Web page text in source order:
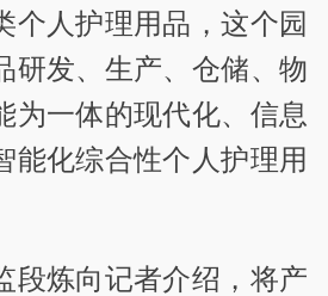
个人护理用品，这个园
研发、生产、仓储、物
为一体的现代化、信息
能化综合性个人护理用
段炼向记者介绍，将产